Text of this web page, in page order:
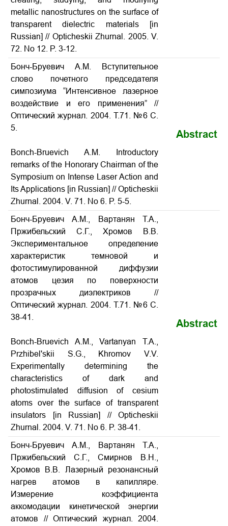
metallic nanostructures on the surface of
transparent dielectric materials
[in
Russian] // Opticheskii Zhurnal. 2005. V.
72. No 12. P. 3-12.
Бонч-Бруевич А.М. Вступительное
слово почетного председателя
симпозиума “Интенсивное лазерное
воздействие и его применения” //
Оптический журнал. 2004. Т.71. №6 С.
5.
Bonch-Bruevich A.M. Introductory
remarks of the Honorary Chairman of the
Symposium on Intense Laser Action and
Its Applications [in Russian] // Opticheskii
Zhurnal. 2004. V. 71. No 6. P. 5-5.
Abstract
Бонч-Бруевич А.М., Вартанян Т.А.,
Пржибельский С.Г., Хромов В.В.
Экспериментальное определение
характеристик темновой и
фотостимулированной диффузии
атомов цезия по поверхности
прозрачных диэлектриков //
Оптический журнал. 2004. Т.71. №6 С.
38-41.
Bonch-Bruevich A.M., Vartanyan T.A.,
Przhibel'skii S.G., Khromov V.V.
Experimentally determining the
characteristics of dark and
photostimulated diffusion of cesium
atoms over the surface of transparent
insulators
[in Russian] // Opticheskii
Zhurnal. 2004. V. 71. No 6. P. 38-41
Abstract
Бонч-Бруевич А.М., Вартанян Т.А.,
Пржибельский С.Г., Смирнов В.Н.,
Хромов В.В. Лазерный резонансный
нагрев атомов в капилляре.
Измерение коэффициента
аккомодации кинетической энергии
атомов // Оптический журнал. 2004.